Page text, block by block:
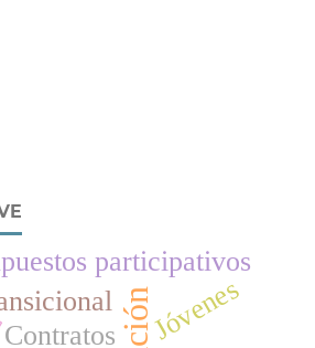
participativos
Contratos Jóvenes